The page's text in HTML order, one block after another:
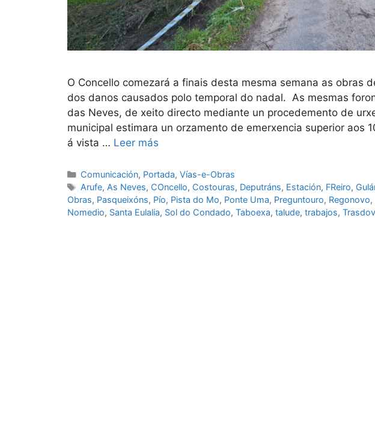
O Concello comezará a finais desta mesma semana as obras
dos danos causados polo temporal do nadal. As mesmas
das Neves, de xeito directo mediante un procedemento de
municipal estimara un orzamento de emerxencia superior aos
á vista … Leer más
Comunicación, Portada, Vías-e-Obras
Arufe, As Neves, COncello, Costouras, Deputráns, Estación, FReiro,
Obras, Pasqueixóns, Pío, Pista do Mo, Ponte Uma, Preguntouro, Regonovo,
Nomedio, Santa Eulalia, Sol do Condado, Taboexa, talude, trabajos,